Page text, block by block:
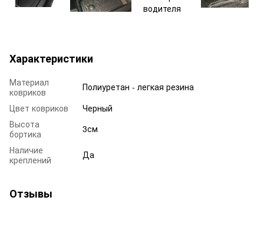
Характеристики
Материал
ковриков
Полиуретан - легкая резина
Цвет ковриков
Черный
Высота
бортика
3см
Наличие
креплений
Да
Отзывы